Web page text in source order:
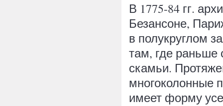
В 1775-84 гг.
Безансоне,
в полукруглом
там, где раньше
скамьи.
многоколонные
имеет форму